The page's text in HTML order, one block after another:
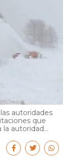
autoridades
que
autoridad...